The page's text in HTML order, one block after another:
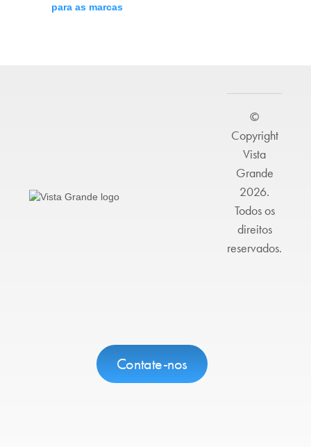
para as marcas
Contate-nos
©
Copyright
Vista
Grande
2026.
Todos os
direitos
reservados.